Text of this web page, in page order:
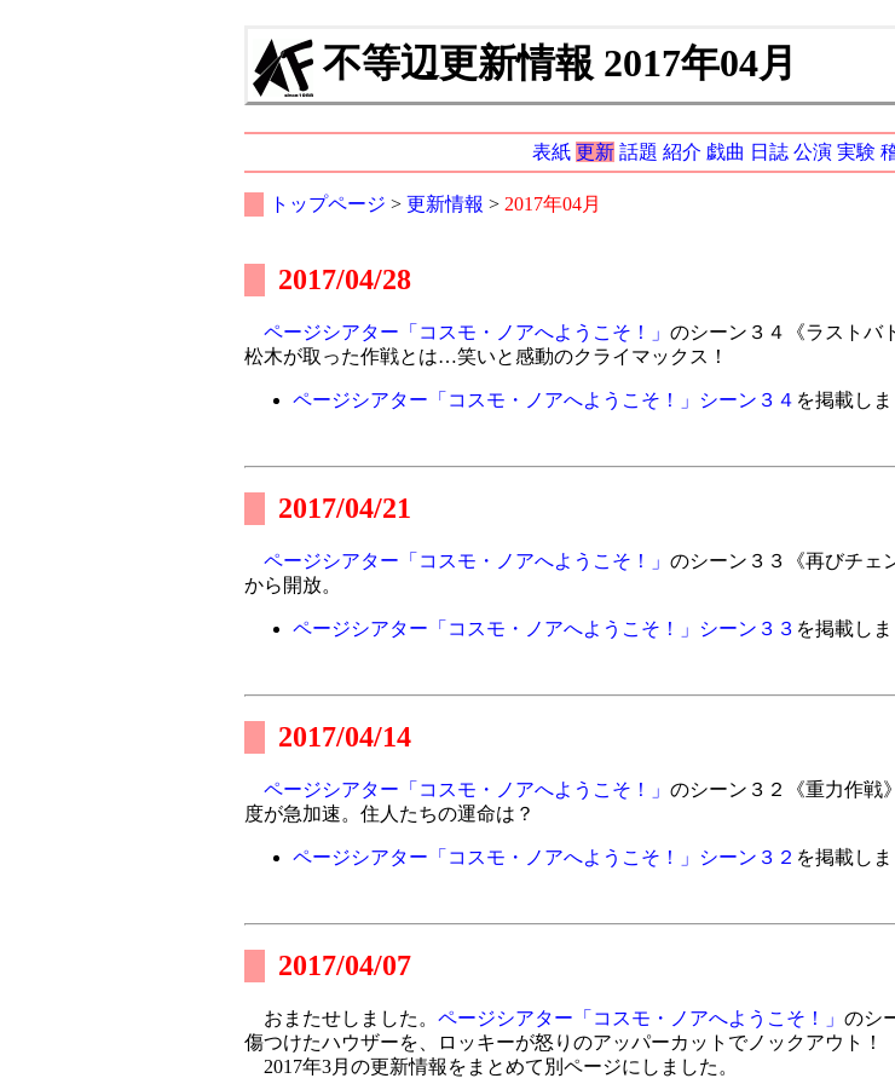
不等辺更新情報 2017年04月
表紙 更新 話題 紹介 戯曲 日誌 公演 実験
トップページ > 更新情報 > 2017年04月
2017/04/28
ページシアター「コスモ・ノアへようこそ！」 のシーン３４《ラストバ
松木が取った作戦とは…笑いと感動のクライマックス！
ページシアター「コスモ・ノアへようこそ！」シーン３４ を掲載しま
2017/04/21
ページシアター「コスモ・ノアへようこそ！」 のシーン３３《再びチェ
から開放。
ページシアター「コスモ・ノアへようこそ！」シーン３３ を掲載しま
2017/04/14
ページシアター「コスモ・ノアへようこそ！」 のシーン３２《重力作戦
度が急加速。住人たちの運命は？
ページシアター「コスモ・ノアへようこそ！」シーン３２ を掲載しま
2017/04/07
おまたせしました。 ページシアター「コスモ・ノアへようこそ！」 のシ
傷つけたハウザーを、ロッキーが怒りのアッパーカットでノックアウト！
2017年3月の更新情報をまとめて別ページにしました。